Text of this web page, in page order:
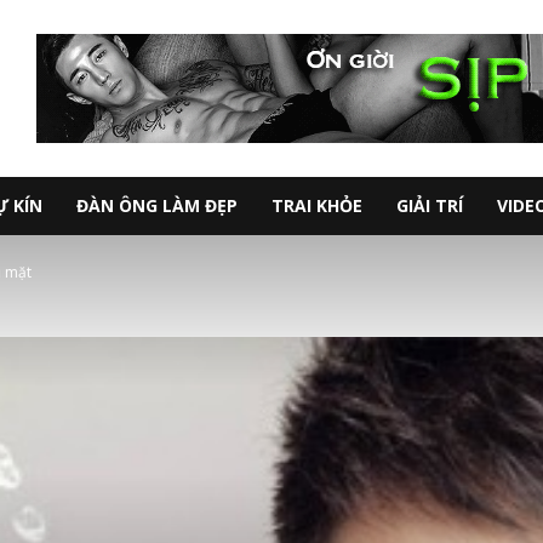
KÍN ĐÀN ÔNG LÀM ĐẸP TRAI KHỎE GIẢI TRÍ
mặt